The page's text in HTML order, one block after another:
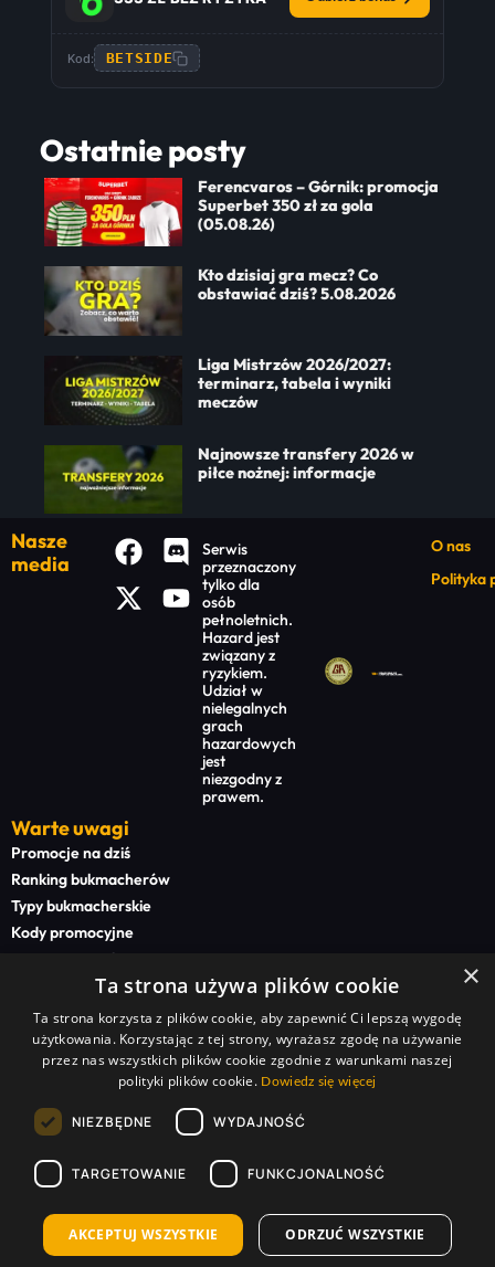
Kod: BETSIDE
Ostatnie posty
Ferencvaros – Górnik: promocja
Superbet 350 zł za gola
(05.08.26)
Kto dzisiaj gra mecz? Co
obstawiać dziś? 5.08.2026
Liga Mistrzów 2026/2027:
terminarz, tabela i wyniki
meczów
Najnowsze transfery 2026 w
piłce nożnej: informacje
Nasze
media
Serwis
przeznaczony
tylko dla
osób
pełnoletnich.
Hazard jest
związany z
ryzykiem.
Udział w
nielegalnych
grach
hazardowych
jest
niezgodny z
prawem.
O nas
Polityka
Warte uwagi
Promocje na dziś
Ranking bukmacherów
Typy bukmacherskie
Kody promocyjne
Newsy bukmacherskie
Na start
Superbet kod promocyjny
STS kod promocyjny
BETFAN kod promocyjny
TOTALbet kod promocyjny
Sponsorzy serwisu:
TOTALbet Zakłady Bukmacherskie Sp. z o.o. | BETFAN Zakłady Bukmacherskie Polska Sp. z
o.o. | Betclic Zakłady Bukmacherskie Polska Sp. z o.o. | forBET Zakłady Bukmacherskie Sp. z
o.o. | FORTUNA online zakłady bukmacherskie Sp. z o.o. | LV BET Zakłady Bukmacherskie Sp.
z o.o. | Silesia Entertainment Sp. z o.o. | Bukmacherska Sp. z o.o. | FUN PROJECT Sp. z o.o. |
×
Ta strona używa plików cookie
Ta strona korzysta z plików cookie, aby zapewnić Ci lepszą wygodę
użytkowania. Korzystając z tej strony, wyrażasz zgodę na używanie
przez nas wszystkich plików cookie zgodnie z warunkami naszej
polityki plików cookie. Dowiedz się więcej
NIEZBĘDNE WYDAJNOŚĆ
TARGETOWANIE FUNKCJONALNOŚĆ
AKCEPTUJ WSZYSTKIE ODRZUĆ WSZYSTKIE